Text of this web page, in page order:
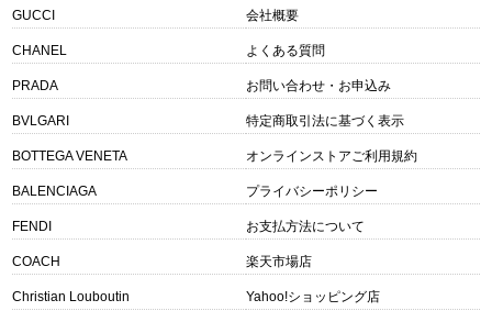
GUCCI
CHANEL
PRADA
BVLGARI
BOTTEGA VENETA
BALENCIAGA
FENDI
COACH
Christian Louboutin
会社概要
よくある質問
お問い合わせ・お申込み
特定商取引法に基づく表示
オンラインストアご利用規約
プライバシーポリシー
お支払方法について
楽天市場店
Yahoo!ショッピング店